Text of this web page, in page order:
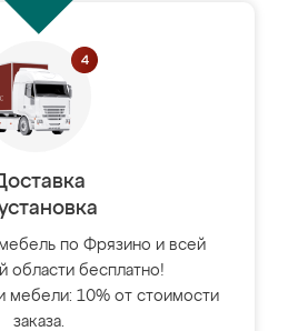
по Фрязино и всей
области бесплатно!
мебели: 10% от стоимости
заказа.